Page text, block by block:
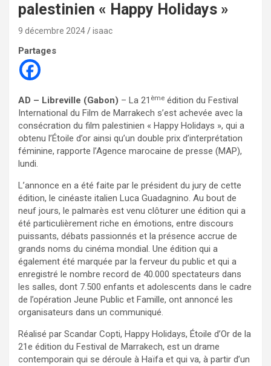
palestinien « Happy Holidays »
9 décembre 2024 isaac
Partages
AD – Libreville (Gabon) – La 21 ème édition du Festival
International du Film de Marrakech s’est achevée avec la
consécration du film palestinien « Happy Holidays », qui a
obtenu l’Étoile d’or ainsi qu’un double prix d’interprétation
féminine, rapporte l’Agence marocaine de presse (MAP),
lundi.
L’annonce en a été faite par le président du jury de cette
édition, le cinéaste italien Luca Guadagnino. Au bout de
neuf jours, le palmarès est venu clôturer une édition qui a
été particulièrement riche en émotions, entre discours
puissants, débats passionnés et la présence accrue de
grands noms du cinéma mondial. Une édition qui a
également été marquée par la ferveur du public et qui a
enregistré le nombre record de 40.000 spectateurs dans
les salles, dont 7.500 enfants et adolescents dans le cadre
de l’opération Jeune Public et Famille, ont annoncé les
organisateurs dans un communiqué.
Réalisé par Scandar Copti, Happy Holidays, Étoile d’Or de la
21e édition du Festival de Marrakech, est un drame
contemporain qui se déroule à Haïfa et qui va, à partir d’un